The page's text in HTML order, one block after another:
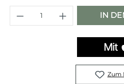
Produkt Anzahl: IN
Zum